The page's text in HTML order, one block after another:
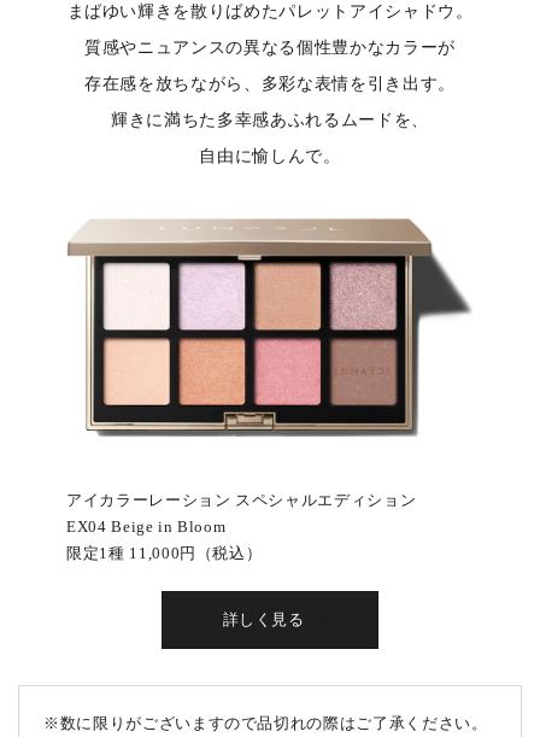
まばゆい輝きを散りばめたパレットアイシャドウ。
質感やニュアンスの異なる個性豊かなカラーが
存在感を放ちながら、多彩な表情を引き出す。
輝きに満ちた多幸感あふれるムードを、
自由に愉しんで。
アイカラーレーション スペシャルエディション
EX04 Beige in Bloom
限定1種 11,000円（税込）
詳しく見る
※ 数に限りがございますので品切れの際はご了承ください。